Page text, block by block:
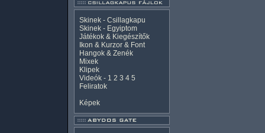
Skinek - Csillagkapu
Skinek - Egyiptom
Játékok & Kiegészítők
Ikon & Kurzor & Font
Hangok & Zenék
Mixek
Klipek
Videók- 1 2 3 4 5
Feliratok
Képek